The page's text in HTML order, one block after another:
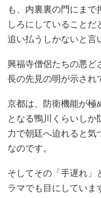
も、内裏裏の門にま
しろにしていること
追い払うしかないと言
興福寺僧侶たちの悪ど
長の先見の明が示され
京都は、防衛機能が極
となる鴨川くらいしか
力で朝廷へ迫れると気
なのです。
そしてその「手遅れ」
ラマでも目にしていま